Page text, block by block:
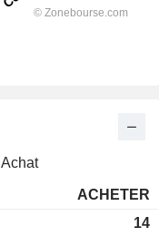
Achat
ACHETER
14